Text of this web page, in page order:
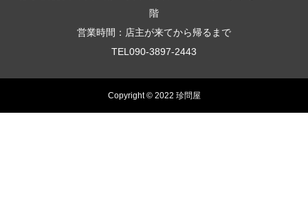
階
営業時間：店主が来てから帰るまで
TEL090-3897-2443
Copyright © 2022 珍問屋